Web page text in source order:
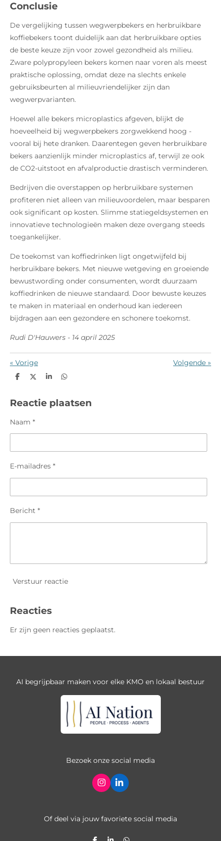
Conclusie
De vergelijking tussen wegwerpbekers en herbruikbare
koffiebekers toont duidelijk aan dat herbruikbare opties
de beste keuze zijn voor zowel gezondheid als milieu.
Zware polypropyleen bekers komen naar voren als meest
praktische oplossing, omdat deze na slechts enkele
gebruiksbeurten al milieuvriendelijker zijn dan
wegwerpvarianten.
Hoewel alle bekers microplastics afgeven, blijkt de
hoeveelheid bij wegwerpbekers zorgwekkend hoog -
vooral bij hete dranken. Daarentegen geven herbruikbare
bekers aanzienlijk minder microplastics af, terwijl ze ook
de CO2-uitstoot en afvalproductie drastisch verminderen.
Bedrijven die overstappen op herbruikbare systemen
profiteren niet alleen van milieuvoordelen, maar besparen
ook significant op kosten. Slimme statiegeldsystemen en
innovatieve technologieën maken deze overgang steeds
toegankelijker.
De toekomst van koffiedrinken ligt ongetwijfeld bij
herbruikbare bekers. Met nieuwe wetgeving en groeiende
bewustwording onder consumenten, wordt duurzaam
koffiedrinken de nieuwe standaard. Door bewuste keuzes
te maken in materiaal en onderhoud kan iedereen
bijdragen aan een gezondere en schonere toekomst.
Rudi D'Hauwers - 14 april 2025
« Vorige Volgende »
D
e
n
D
l
S
r
e
D
e
n
Reactie plaatsen
Naam *
E-mailadres *
Bericht *
Verstuur reactie
Reacties
Er zijn geen reacties geplaatst.
AI begrijpbaar maken voor elke KMO en lokaal bestuur
Bezoek onze social media
I
n
a
L
i
e
Of deel via jouw favoriete social media